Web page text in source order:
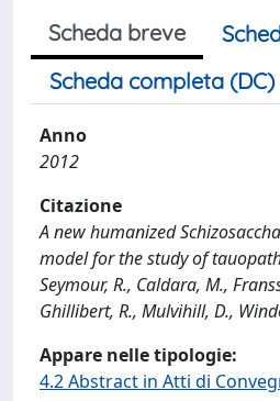
Scheda breve
Scheda completa (DC)
Anno
2012
Citazione
A new humanized
model for the study of
Seymour, R., Caldara, M.,
Ghillibert, R., Mulvihill, D.,
Appare nelle tipologie:
4.2 Abstract in Atti di